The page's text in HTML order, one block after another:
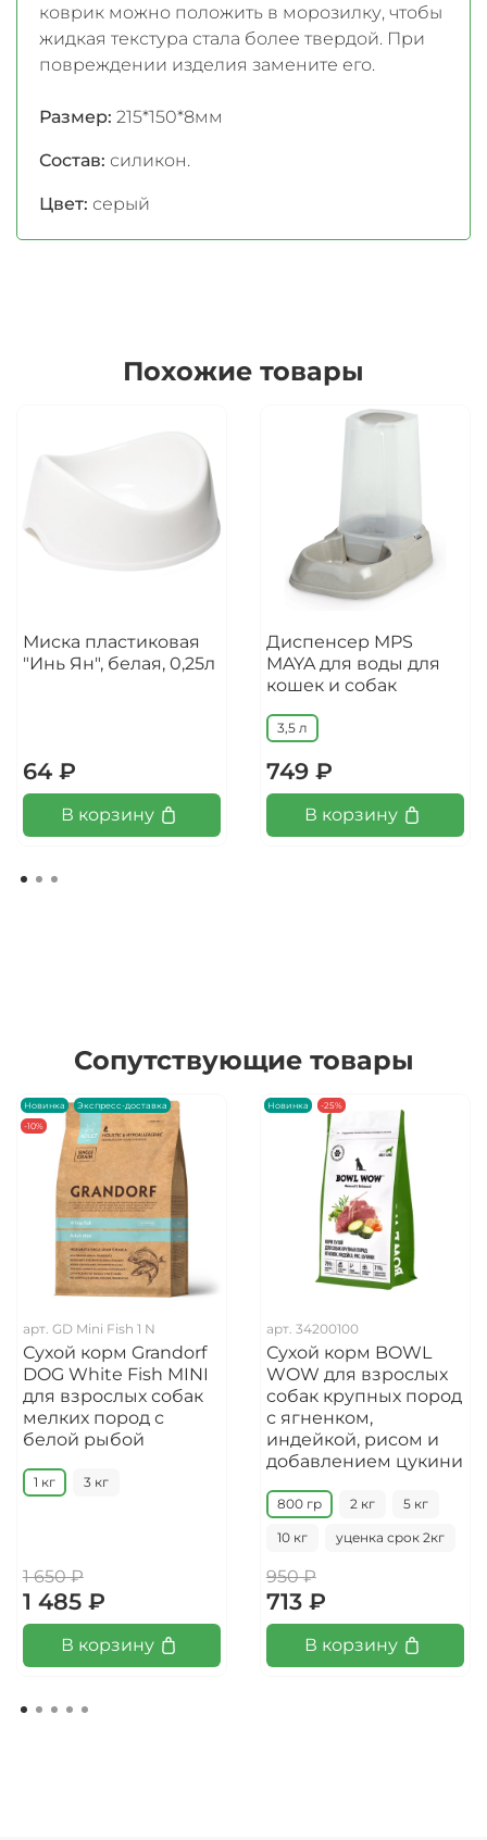
коврик можно положить в морозилку, чтобы
жидкая текстура стала более твердой. При
повреждении изделия замените его.
Размер: 215*150*8мм
Состав: силикон.
Цвет: серый
Похожие товары
Миска пластиковая
"Инь Ян", белая, 0,25л
64 ₽
В корзину
Диспенсер MPS
MAYA для воды для
кошек и собак
3,5 л
749 ₽
В корзину
Сопутствующие товары
Новинка
Экспресс-доставка
-10%
арт. GD Mini Fish 1 N
Сухой корм Grandorf
DOG White Fish MINI
для взрослых собак
мелких пород с
белой рыбой
1 кг 3 кг
1 650 ₽
1 485 ₽
В корзину
Новинка -25%
арт. 34200100
Сухой корм BOWL
WOW для взрослых
собак крупных пород
с ягненком,
индейкой, рисом и
добавлением цукини
800 гр 2 кг 5 кг
10 кг уценка срок 2кг
950 ₽
713 ₽
В корзину